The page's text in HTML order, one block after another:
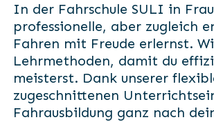
In der Fahrschule SULI in
professionelle, aber zugleich
Fahren mit Freude erlernst.
Lehrmethoden, damit du
meisterst. Dank unserer
zugeschnittenen
Fahrausbildung ganz nach